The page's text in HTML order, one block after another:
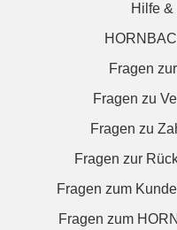
Hilfe &
Fragen
Fragen zu
Fragen zu
Fragen zur
Fragen zum
Fragen zum